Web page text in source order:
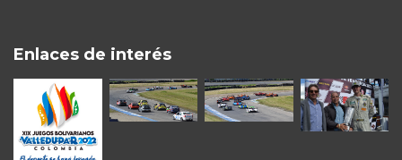
Enlaces de interés